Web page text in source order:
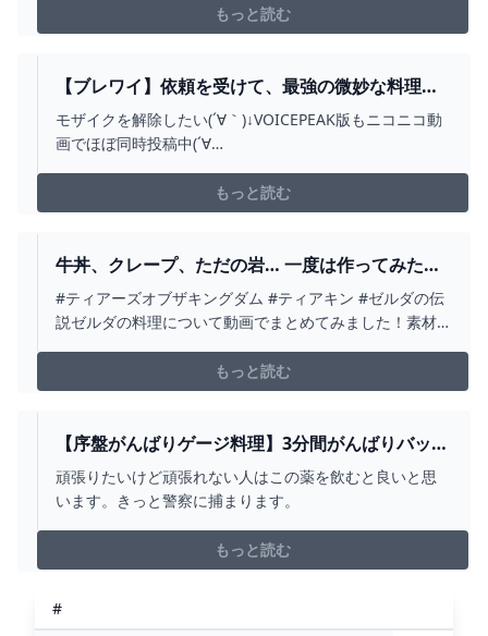
ろ紹介していくので、チャンネル登録よろしく！・ゾナ
ウギア装備の隠し場所と入手法 紹介動画
もっと読む
【ブレワイ】依頼を受けて、最強の微妙な料理を
作ってみた【ドリカラ】【ゼルダの伝説ブレスオ
ブザワイルドBOTWゼル伝字幕実況】 - YOUTUBE
モザイクを解除したい(´∀｀)↓VOICEPEAK版もニコニコ動
画でほぼ同時投稿中(´∀
元になった生放送のリクエスト開始時間からの再生ＵＲ
Ｌです(∇)https://youtu.be/INpnPkLGMjs?t=922...
もっと読む
牛丼、クレープ、ただの岩… 一度は作ってみたい
絶品料理特集【ゼルダの伝説ティアーズオブザキ
ングダム】 - YOUTUBE
#ティアーズオブザキングダム #ティアキン #ゼルダの伝
説ゼルダの料理について動画でまとめてみました！素材
るために必要なトコユの大事な手紙の攻略もまとめてい
ます！
もっと読む
【序盤がんばりゲージ料理】3分間がんばりバッタ
RTA【ゼルダの伝説ティアーズオブザキングダ
ム】 - YOUTUBE
頑張りたいけど頑張れない人はこの薬を飲むと良いと思
います。きっと警察に捕まります。
もっと読む
#